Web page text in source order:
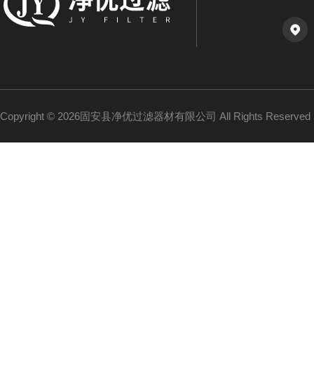
Copyright © 2026固安县净优过滤器材有限公司 All Rights